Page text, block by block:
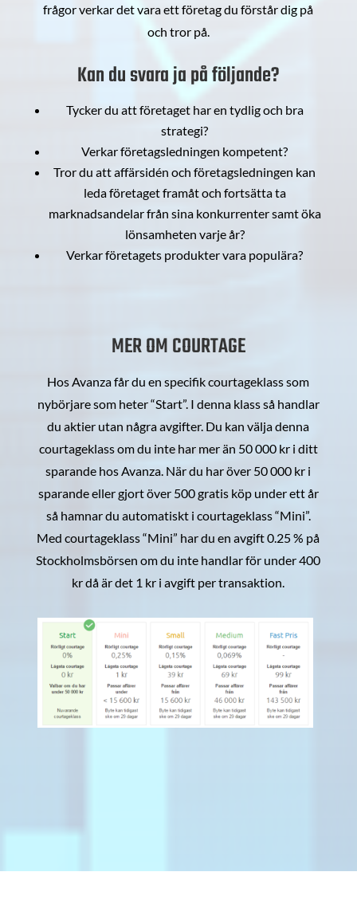
frågor verkar det vara ett företag du förstår dig på
och tror på.
Kan du svara ja på följande?
Tycker du att företaget har en tydlig och bra
strategi?
Verkar företagsledningen kompetent?
Tror du att affärsidén och företagsledningen kan
leda företaget framåt och fortsätta ta
marknadsandelar från sina konkurrenter samt öka
lönsamheten varje år?
Verkar företagets produkter vara populära?
MER OM COURTAGE
Hos Avanza får du en specifik courtageklass som
nybörjare som heter “Start”. I denna klass så handlar
du aktier utan några avgifter. Du kan välja denna
courtageklass om du inte har mer än 50 000 kr i ditt
sparande hos Avanza. När du har över 50 000 kr i
sparande eller gjort över 500 gratis köp under ett år
så hamnar du automatiskt i courtageklass “Mini”.
Med courtageklass “Mini” har du en avgift 0.25 % på
Stockholmsbörsen om du inte handlar för under 400
kr då är det 1 kr i avgift per transaktion.